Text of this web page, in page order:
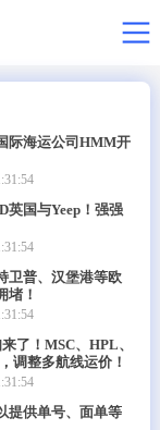
际海运公司HMM开
英国与Yeep！强强
卫普、汉堡港等欧
堵！
了！MSC、HPL、
调整多航线运价！
提供单号、面单等